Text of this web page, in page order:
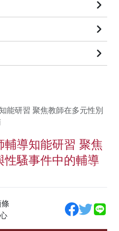
能研習 聚焦教師在多元性別
導知能研習 聚焦
騷事件中的輔導